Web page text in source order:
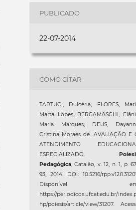
PUBLICADO
22-07-2014
COMO CITAR
TARTUCI, Dulcéria; FLORES,
Marta Lopes; BERGAMASCHI,
Maria Marques; DEUS,
Cristina Moraes de. AVALIAÇÃO E
ATENDIMENTO
ESPECIALIZADO.
Pedagógica, Catalão, v. 12, n. 1, p.
93, 2014. DOI: 10.5216/
Disponível
https://periodicos.ufcat.edu.br/
hp/poiesis/article/view/31207.